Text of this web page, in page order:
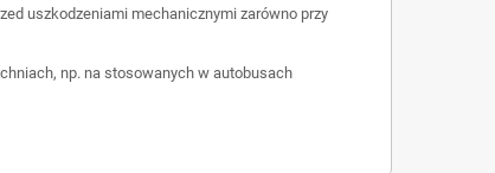
uszkodzeniami mechanicznymi zarówno przy
np. na stosowanych w autobusach